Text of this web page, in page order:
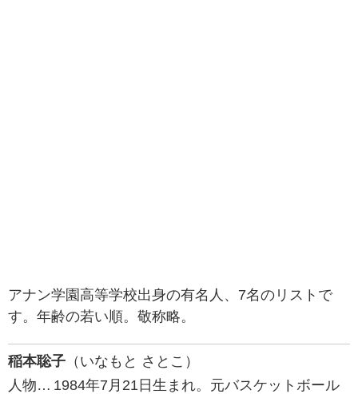
アナン学園高等学校出身の有名人、7名のリストで
す。年齢の若い順。敬称略。
稲本聡子 （いなもと さとこ）
人物… 1984年7月21日生まれ。元バスケットボール